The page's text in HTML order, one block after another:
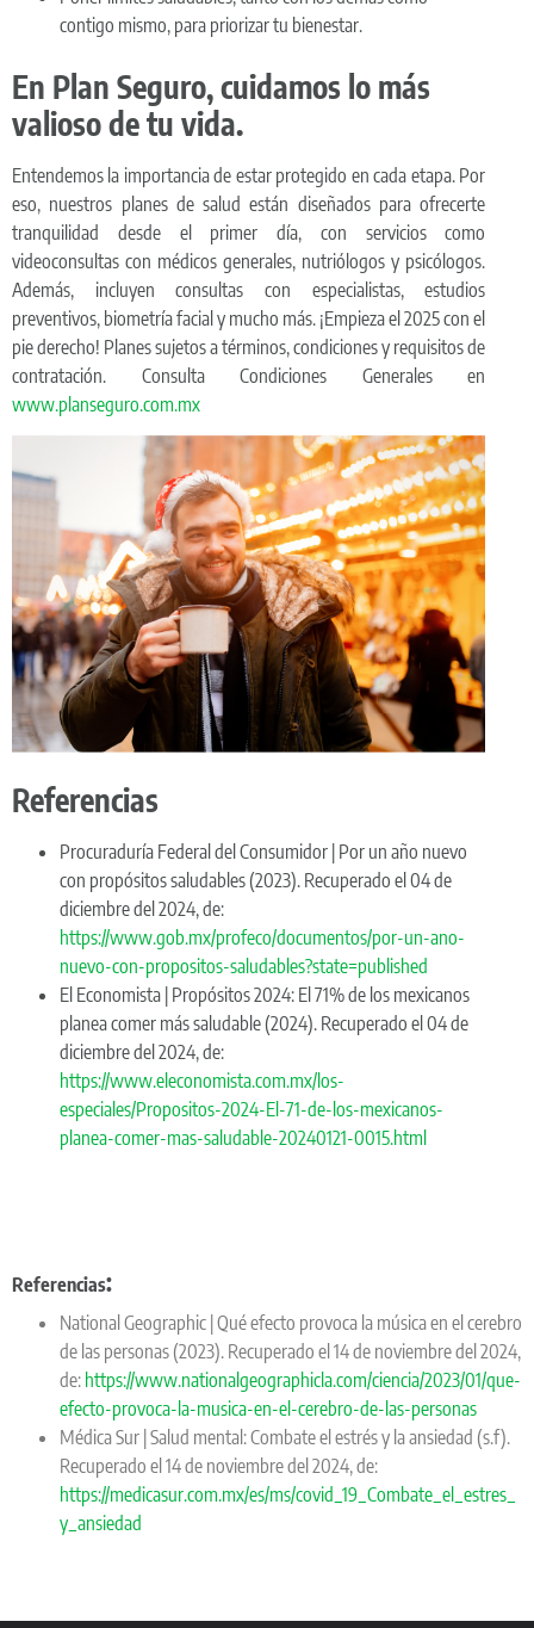
contigo mismo, para priorizar tu bienestar.
En Plan Seguro, cuidamos lo más
valioso de tu vida.
Entendemos la importancia de estar protegido en cada etapa. Por
eso, nuestros planes de salud están diseñados para ofrecerte
tranquilidad desde el primer día, con servicios como
videoconsultas con médicos generales, nutriólogos y psicólogos.
Además, incluyen consultas con especialistas, estudios
preventivos, biometría facial y mucho más. ¡Empieza el 2025 con el
pie derecho! Planes sujetos a términos, condiciones y requisitos de
contratación. Consulta Condiciones Generales en
www.planseguro.com.mx
Referencias
Procuraduría Federal del Consumidor | Por un año nuevo
con propósitos saludables (2023). Recuperado el 04 de
diciembre del 2024, de:
https://www.gob.mx/profeco/documentos/por-un-ano-
nuevo-con-propositos-saludables?state=published
El Economista | Propósitos 2024: El 71% de los mexicanos
planea comer más saludable (2024). Recuperado el 04 de
diciembre del 2024, de:
https://www.eleconomista.com.mx/los-
especiales/Propositos-2024-El-71-de-los-mexicanos-
planea-comer-mas-saludable-20240121-0015.html
Referencias:
National Geographic | Qué efecto provoca la música en el cerebro
de las personas (2023). Recuperado el 14 de noviembre del 2024,
de: https://www.nationalgeographicla.com/ciencia/2023/01/que-
efecto-provoca-la-musica-en-el-cerebro-de-las-personas
Médica Sur | Salud mental: Combate el estrés y la ansiedad (s.f).
Recuperado el 14 de noviembre del 2024, de:
https://medicasur.com.mx/es/ms/covid_19_Combate_el_estres_
y_ansiedad